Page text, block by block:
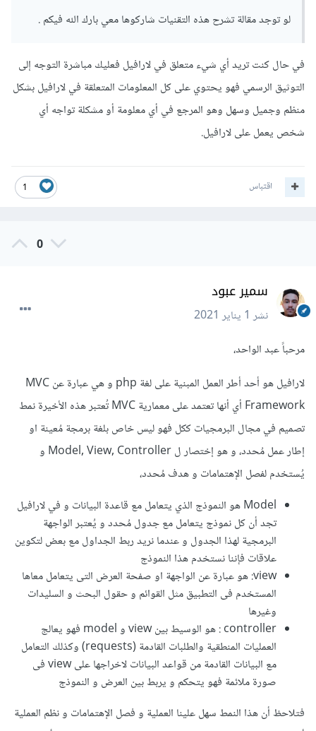
لو توجد مقالة تشرح هذه التقنيات شاركوها معي بارك الله فيكم .
في حال كنت تريد أي شيء متعلق في لارافيل فعليك مباشرة التوجه إلى
التوثيق الرسمي فهو يحتوي على كل المعلومات المتعلقة في لارافيل بشكل
منظم وجميل وسهل وهو المرجع في أي معلومة أو مشكلة تواجه أي
شخص يعمل على لارافيل.
1 اقتباس
0
سمير عبود
نشر1 يناير 2021
مرحباً عبد الواحد،
لارافيل هو أحد أطر العمل المبنية على لغة php و هي عبارة عن MVC
Framework أي أنها تعتمد على معمارية MVC تُعتبر هذه الأخيرة نمط
تصميم في مجال البرمجيات ككل فهو ليس خاص بلغة برمجة مُعينة او
إطار عمل مُحدد، و هو إختصار ل Model, View, Controller و
يُستخدم لفصل الإهتمامات و هدف مُحدد،
Model هو النموذج الذي يتعامل مع قاعدة البيانات و في لارافيل
تجد أن كل نموذج يتعامل مع جدول مُحدد و يُعتبر الواجهة
البرمجية لهذا الجدول و عندما نريد ربط الجداول مع بعض لتكوين
علاقات فإننا نستخدم هذا النموذج
view: هو عبارة عن الواجهة او صفحة العرض التى يتعامل معاها
المستخدم فى التطبيق مثل القوائم و حقول البحث و السليدات
وغيرها
controller : هو الوسيط بين view و model فهو يعالج
العمليات المنطقية والطلبات القادمة (requests) وكذلك التعامل
مع البيانات القادمة من قواعد البيانات لاخراجها على view فى
صورة ملائمة فهو يتحكم و يربط بين العرض و النموذج
فتلاحظ أن هذا النمط سهل علينا العملية و فصل الإهتمامات و نظم العملية